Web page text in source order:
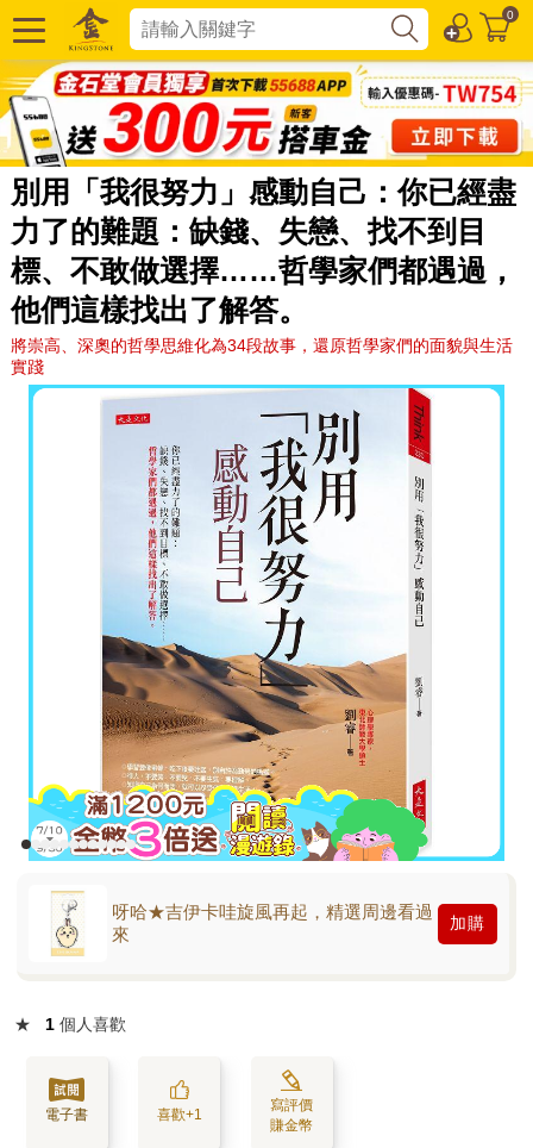
0
別用「我很努力」感動自己：你已經盡
力了的難題：缺錢、失戀、找不到目
標、不敢做選擇……哲學家們都遇過，
他們這樣找出了解答。
將崇高、深奧的哲學思維化為34段故事，還原哲學家們的面貌與生活
實踐
呀哈★吉伊卡哇旋風再起，精選周邊看過
來
加購
★ 1 個人喜歡
電子書 喜歡+1
寫評價
賺金幣